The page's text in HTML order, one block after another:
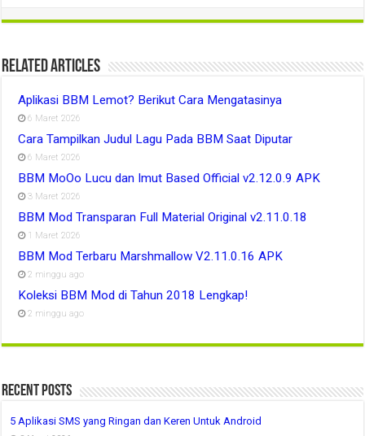
Related Articles
Aplikasi BBM Lemot? Berikut Cara Mengatasinya
6 Maret 2026
Cara Tampilkan Judul Lagu Pada BBM Saat Diputar
6 Maret 2026
BBM MoOo Lucu dan Imut Based Official v2.12.0.9 APK
3 Maret 2026
BBM Mod Transparan Full Material Original v2.11.0.18
1 Maret 2026
BBM Mod Terbaru Marshmallow V2.11.0.16 APK
2 minggu ago
Koleksi BBM Mod di Tahun 2018 Lengkap!
2 minggu ago
Recent Posts
5 Aplikasi SMS yang Ringan dan Keren Untuk Android